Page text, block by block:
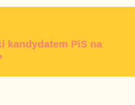
kandydatem PiS na